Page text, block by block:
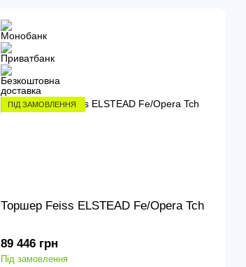
ПІД ЗАМОВЛЕННЯ
Торшер Feiss ELSTEAD Fe/Opera Tch
89 446 грн
Під замовлення